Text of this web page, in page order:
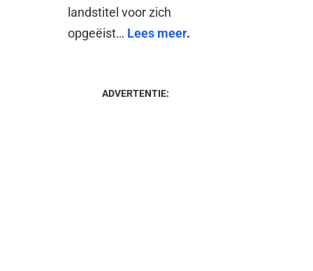
landstitel voor zich
opgeëist… Lees meer.
ADVERTENTIE: